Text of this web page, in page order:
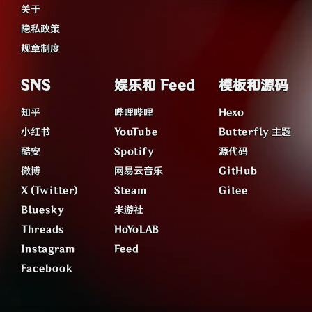
关于
隐私政策
规章制度
SNS
知乎
小红书
酷安
微博
X (Twitter)
Bluesky
Threads
Instagram
Facebook
娱乐和 Feed
哔哩哔哩
YouTube
Spotify
网易云音乐
Steam
米游社
HoYoLAB
Feed
模板和源码
Hexo
Butterfly 主题
源代码
GitHub
Gitee